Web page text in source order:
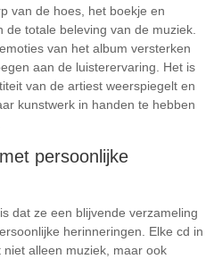
van de hoes, het boekje en
de totale beleving van de muziek.
van het album versterken
aan de luisterervaring. Het is
van de artiest weerspiegelt en
kunstwerk in handen te hebben
persoonlijke
dat ze een blijvende verzameling
herinneringen. Elke cd in
alleen muziek, maar ook